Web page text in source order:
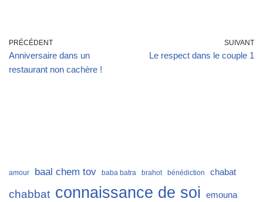
PRÉCÉDENT
Anniversaire dans un
restaurant non cachère !
SUIVANT
Le respect dans le couple 1
amour baal chem tov baba batra brahot bénédiction chabat
chabbat connaissance de soi emouna